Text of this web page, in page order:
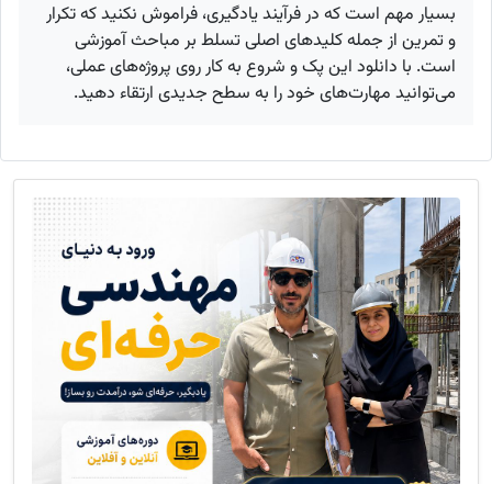
بسیار مهم است که در فرآیند یادگیری، فراموش نکنید که تکرار
و تمرین از جمله کلیدهای اصلی تسلط بر مباحث آموزشی
است. با دانلود این پک و شروع به کار روی پروژه‌های عملی،
می‌توانید مهارت‌های خود را به سطح جدیدی ارتقاء دهید.